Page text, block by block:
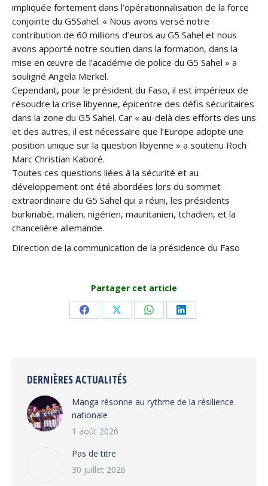
impliquée fortement dans l’opérationnalisation de la force
conjointe du G5Sahel. « Nous avons versé notre
contribution de 60 millions d’euros au G5 Sahel et nous
avons apporté notre soutien dans la formation, dans la
mise en œuvre de l’académie de police du G5 Sahel » a
souligné Angela Merkel.
Cependant, pour le président du Faso, il est impérieux de
résoudre la crise libyenne, épicentre des défis sécuritaires
dans la zone du G5 Sahel. Car « au-delà des efforts des uns
et des autres, il est nécessaire que l’Europe adopte une
position unique sur la question libyenne » a soutenu Roch
Marc Christian Kaboré.
Toutes ces questions liées à la sécurité et au
développement ont été abordées lors du sommet
extraordinaire du G5 Sahel qui a réuni, les présidents
burkinabè, malien, nigérien, mauritanien, tchadien, et la
chancelière allemande.
Direction de la communication de la présidence du Faso
Partager cet article
Share Share Share Share
DERNIÈRES ACTUALITÉS
Manga résonne au rythme de la résilience
nationale
1 août 2026
Pas de titre
30 juillet 2026